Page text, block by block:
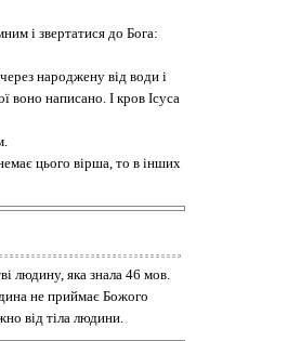
і звертатися до Бога:
народжену від води і
написано. І кров Ісуса
цього вірша, то в інших
людину, яка знала 46 мов.
не приймає Божого
від тіла людини.